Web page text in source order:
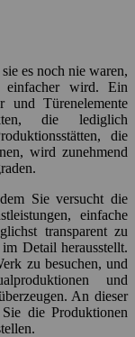
es noch nie waren,
einfacher wird. Ein
und Türenelemente
die lediglich
die
wird zunehmend
Sie versucht die
einfache
transparent zu
Detail herausstellt.
zu besuchen, und
und
An dieser
die Produktionen